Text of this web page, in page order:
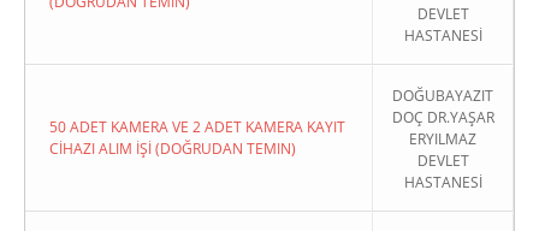
DEVLET
HASTANESİ
50 ADET KAMERA VE 2 ADET KAMERA KAYIT
CİHAZI ALIM İŞİ (DOĞRUDAN TEMIN)
DOĞUBAYAZIT
DOÇ DR.YAŞAR
ERYILMAZ
DEVLET
HASTANESİ